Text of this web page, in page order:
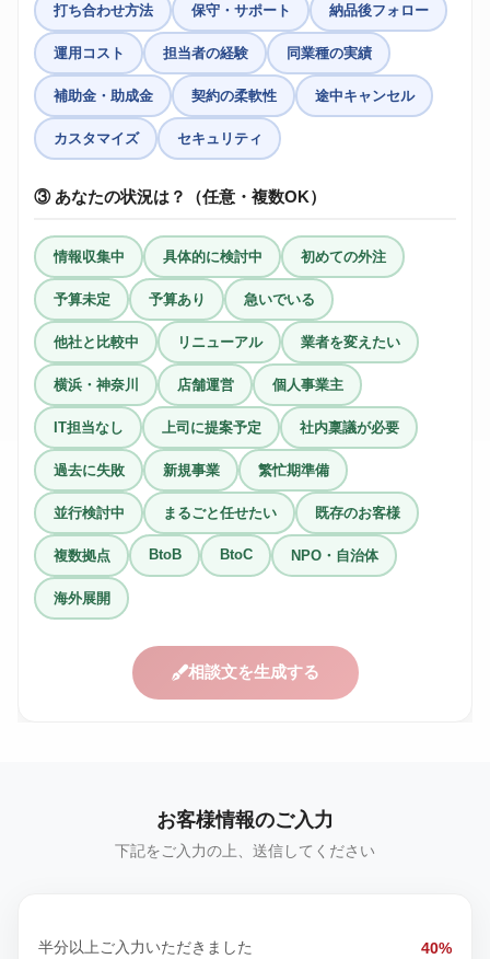
打ち合わせ方法 保守・サポート 納品後フォロー
運用コスト 担当者の経験 同業種の実績
補助金・助成金 契約の柔軟性 途中キャンセル
カスタマイズ セキュリティ
③ あなたの状況は？（任意・複数OK）
情報収集中 具体的に検討中 初めての外注
予算未定 予算あり 急いでいる
他社と比較中 リニューアル 業者を変えたい
横浜・神奈川 店舗運営 個人事業主
IT担当なし 上司に提案予定 社内稟議が必要
過去に失敗 新規事業 繁忙期準備
並行検討中 まるごと任せたい 既存のお客様
複数拠点 BtoB BtoC NPO・自治体
海外展開
相談文を生成する
お客様情報のご入力
下記をご入力の上、送信してください
半分以上ご入力いただきました 40%